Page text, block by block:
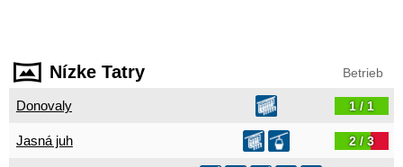
Nízke Tatry Betrieb
Donovaly 1 / 1
Jasná juh 2 / 3